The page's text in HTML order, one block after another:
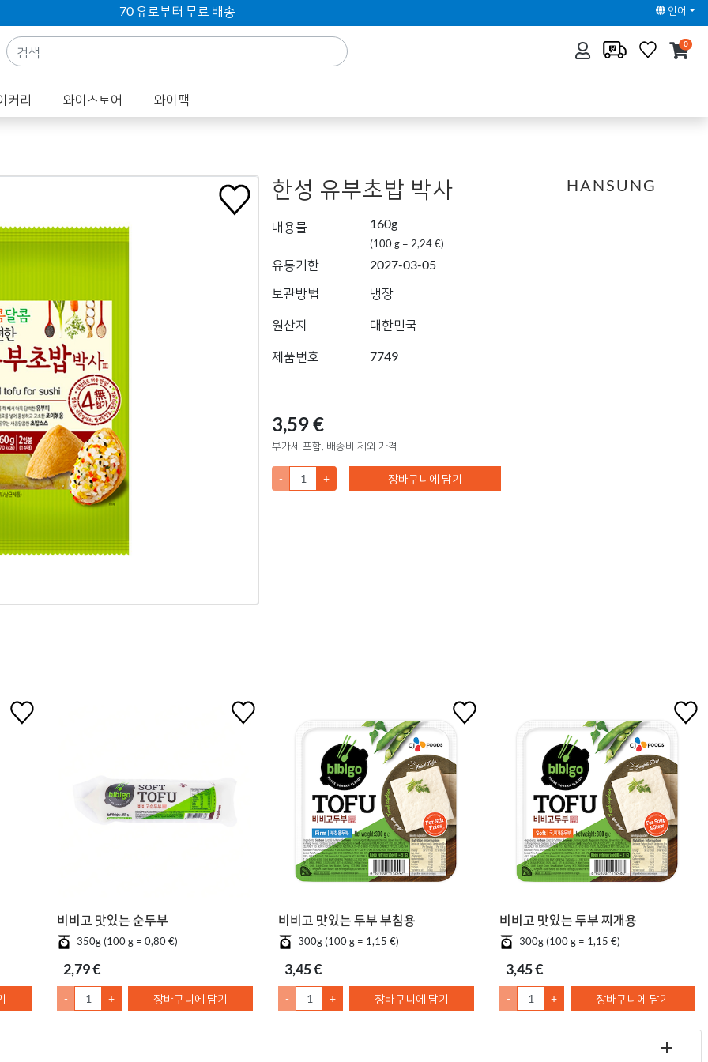
70 유로부터 무료 배송 언어
0
커리 와이스토어 와이팩
한성 유부초밥 박사
내용물 160g
(100 g = 2,24 €)
유통기한
2027-03-05
보관방법
냉장
원산지 대한민국
제품번호 7749
HANSUNG
3,59 €
부가세 포함, 배송비 제외 가격
- + 장바구니에 담기
비비고 맛있는 순두부
350g (100 g = 0,80 €)
2,79 €
- + 장바구니에 담기
비비고 맛있는 두부 부침용
300g (100 g = 1,15 €)
3,45 €
- + 장바구니에 담기
비비고 맛있는 두부 찌개용
300g (100 g = 1,15 €)
3,45 €
- + 장바구니에 담기